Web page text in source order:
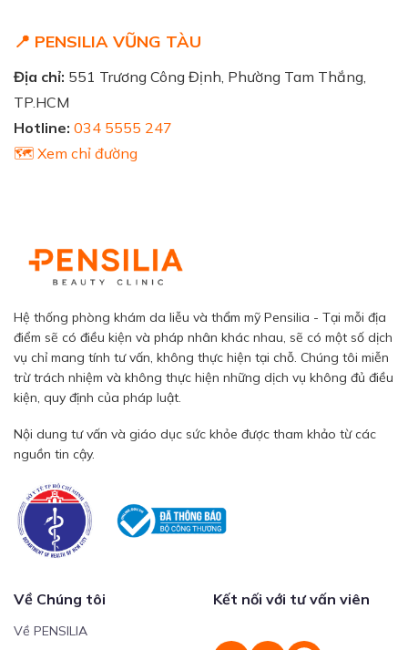
📍 PENSILIA VŨNG TÀU
Địa chỉ: 551 Trương Công Định, Phường Tam Thắng,
TP.HCM
Hotline: 034 5555 247
🗺️ Xem chỉ đường
Hệ thống phòng khám da liễu và thẩm mỹ Pensilia - Tại mỗi địa
điểm sẽ có điều kiện và pháp nhân khác nhau, sẽ có một số dịch
vụ chỉ mang tính tư vấn, không thực hiện tại chỗ. Chúng tôi miễn
trừ trách nhiệm và không thực hiện những dịch vụ không đủ điều
kiện, quy định của pháp luật.
Nội dung tư vấn và giáo dục sức khỏe được tham khảo từ các
nguồn tin cậy.
Về Chúng tôi
Về PENSILIA
Kết nối với tư vấn viên